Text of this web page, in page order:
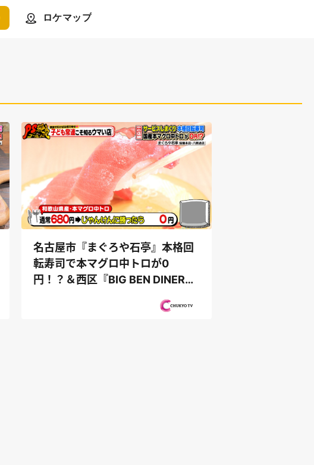
ロケマップ
名古屋市『まぐろや石亭』本格回
転寿司で本マグロ中トロが0
円！？＆西区『BIG BEN DINER』